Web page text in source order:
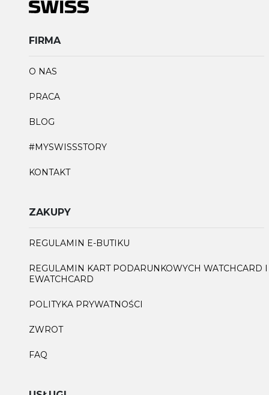
FIRMA
O NAS
PRACA
BLOG
#MYSWISSSTORY
KONTAKT
ZAKUPY
REGULAMIN E-BUTIKU
REGULAMIN KART PODARUNKOWYCH WATCHCARD I
EWATCHCARD
POLITYKA PRYWATNOŚCI
ZWROT
FAQ